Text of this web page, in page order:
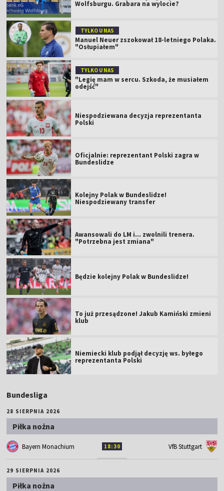
Wolfsburgu. Grabara na wylocie?
TYLKO U NAS
Manuel Neuer zszokował 18-letniego Polaka.
"Osłupiałem"
TYLKO U NAS
"Legię mam w sercu. Szkoda, że musiałem
odejść"
Niespodziewana decyzja reprezentanta
Polski
Oficjalnie: reprezentant Polski zagra w
Bundeslidze
Kolejny Polak w Bundeslidze!
Niespodziewany transfer
Awansowali do LM i... zwolnili trenera.
"Potrzebna jest zmiana"
Będzie kolejny Polak w Bundeslidze!
To już przesądzone! Jakub Kamiński zmieni
klub
Niemiecki klub podjął decyzję ws. byłego
reprezentanta Polski
Bundesliga
28 SIERPNIA 2026
Piłka nożna
Bayern Monachium 18:30 VfB Stuttgart
29 SIERPNIA 2026
Piłka nożna